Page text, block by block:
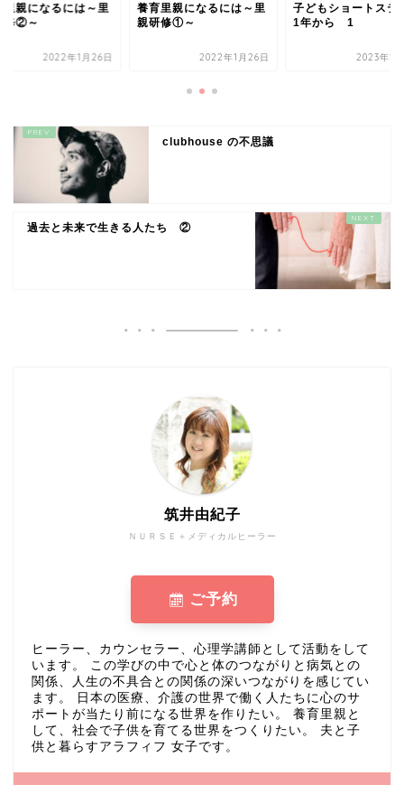
里親になるには～里
修②～
2022年1月26日
養育里親になるには～里
親研修①～
2022年1月26日
子どもショートステ
1年から 1
2023年1
clubhouse の不思議
過去と未来で生きる人たち ②
ＮＵＲＳＥ＋メディカルヒーラー
筑井由紀子
ご予約
ヒーラー、カウンセラー、心理学講師として活動をして
います。 この学びの中で心と体のつながりと病気との
関係、人生の不具合との関係の深いつながりを感じてい
ます。 日本の医療、介護の世界で働く人たちに心のサ
ポートが当たり前になる世界を作りたい。 養育里親と
して、社会で子供を育てる世界をつくりたい。 夫と子
供と暮らすアラフィフ 女子です。